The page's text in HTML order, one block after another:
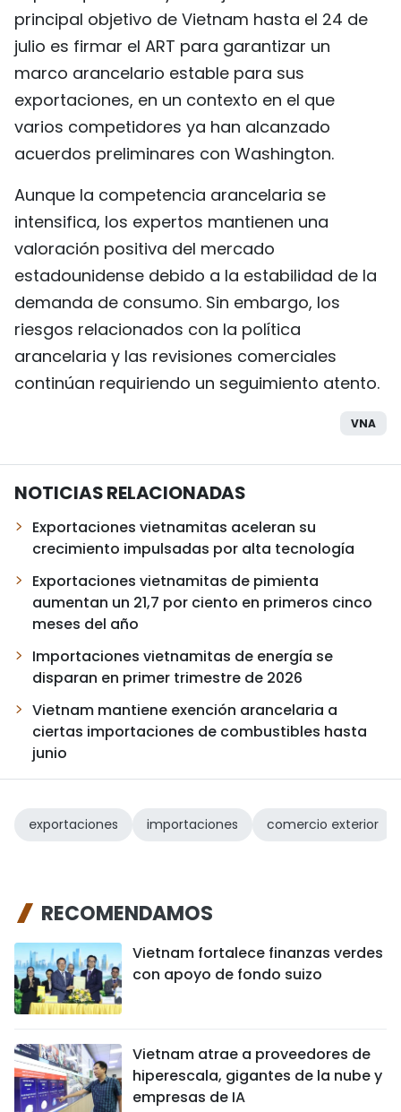
principal objetivo de Vietnam hasta el 24 de
julio es firmar el ART para garantizar un
marco arancelario estable para sus
exportaciones, en un contexto en el que
varios competidores ya han alcanzado
acuerdos preliminares con Washington.
Aunque la competencia arancelaria se
intensifica, los expertos mantienen una
valoración positiva del mercado
estadounidense debido a la estabilidad de la
demanda de consumo. Sin embargo, los
riesgos relacionados con la política
arancelaria y las revisiones comerciales
continúan requiriendo un seguimiento atento.
VNA
NOTICIAS RELACIONADAS
Exportaciones vietnamitas aceleran su
crecimiento impulsadas por alta tecnología
Exportaciones vietnamitas de pimienta
aumentan un 21,7 por ciento en primeros cinco
meses del año
Importaciones vietnamitas de energía se
disparan en primer trimestre de 2026
Vietnam mantiene exención arancelaria a
ciertas importaciones de combustibles hasta
junio
exportaciones importaciones comercio exterior
RECOMENDAMOS
Vietnam fortalece finanzas verdes
con apoyo de fondo suizo
Vietnam atrae a proveedores de
hiperescala, gigantes de la nube y
empresas de IA